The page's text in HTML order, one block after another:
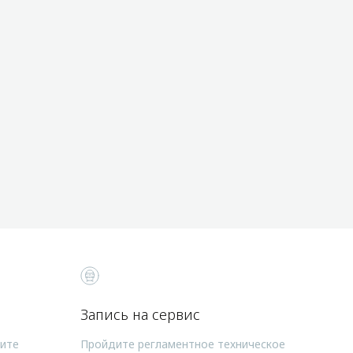
Запись на сервис
Пройдите регламентное техническое